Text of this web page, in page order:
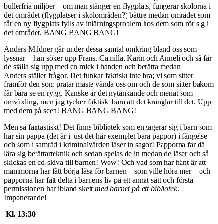
bullerfria miljöer – om man stänger en flygplats, fungerar skolorna i
det området (flygplatser i skolområden?) bättre medan området som
får en ny flygplats fylls av inlärningsproblem hos dem som rör sig i
det området. BANG BANG BANG!
Anders Mildner går under dessa samtal omkring bland oss som
lyssnar – han söker upp Frans, Camilla, Karin och Anneli och så får
de ställa sig upp med en mick i handen och berätta medan
Anders ställer frågor. Det funkar faktiskt inte bra; vi som sitter
framför den som pratar måste vända oss om och de som sitter bakom
får bara se en rygg. Kanske är det nytänkande och menat som
omväxling, men jag tycker faktiskt bara att det krånglar till det. Upp
med dem på scen! BANG BANG BANG!
Men så fantastiskt! Det finns bibliotek som engagerar sig i barn som
har sin pappa (det är i just det här exemplet bara pappor) i fängelse
och som i samråd i kriminalvården läser in sagor! Papporna får då
lära sig berättarteknik och sedan spelas de in medan de läser och så
skickas en cd-skiva till barnen! Wow! Och vad som har hänt är att
mammorna har fått börja läsa för barnen – som ville höra mer – och
papporna har fått delta i barnens liv på ett annat sätt och första
permissionen har ibland skett med barnet på ett bibliotek.
Imponerande!
Kl. 13:30